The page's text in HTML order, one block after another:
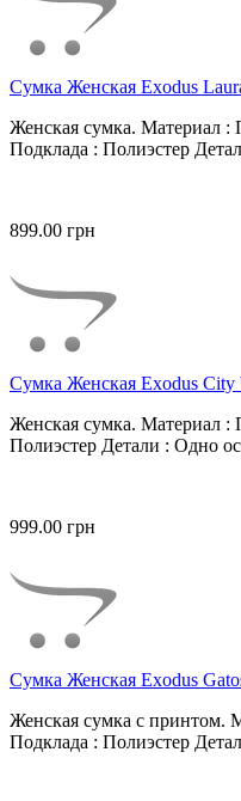
Сумка Женская Exodus
Женская сумка. Материал :
Подклада : Полиэстер
899.00 грн
Сумка Женская Exodus City
Женская сумка. Материал
Полиэстер Детали : Одно
999.00 грн
Сумка Женская Exodus
Женская сумка с принтом.
Подклада : Полиэстер